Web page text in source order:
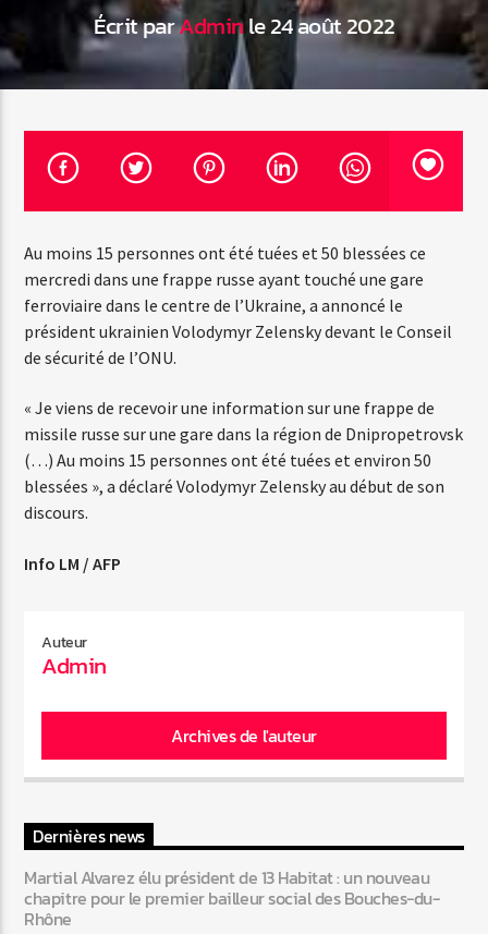
Emission en cours
Web-Radio-Années 100% 80s
13:00 20:00
Web-Radio-Le-Mosquitos
Web-Radio-Sicily
Web-Radio-Latino
Web-Radio-Italia
Écrit parAdminle 24 août 2022
Au moins 15 personnes ont été tuées et 50 blessées ce
mercredi dans une frappe russe ayant touché une gare
ferroviaire dans le centre de l’Ukraine, a annoncé le
président ukrainien Volodymyr Zelensky devant le Conseil
de sécurité de l’ONU.
« Je viens de recevoir une information sur une frappe de
missile russe sur une gare dans la région de Dnipropetrovsk
(…) Au moins 15 personnes ont été tuées et environ 50
blessées », a déclaré Volodymyr Zelensky au début de son
discours.
Info LM / AFP
Auteur
Admin
Archives de l'auteur
Dernières news
Martial Alvarez élu président de 13 Habitat : un nouveau
chapitre pour le premier bailleur social des Bouches-du-
Rhône